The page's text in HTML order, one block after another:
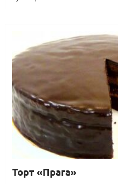
Торт «Прага»